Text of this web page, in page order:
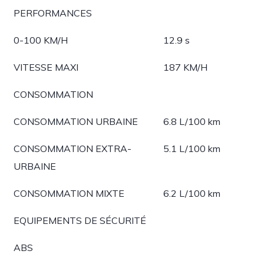
PERFORMANCES
0-100 KM/H 12.9 s
VITESSE MAXI 187 KM/H
CONSOMMATION
CONSOMMATION URBAINE 6.8 L/100 km
CONSOMMATION EXTRA-
URBAINE
5.1 L/100 km
CONSOMMATION MIXTE 6.2 L/100 km
EQUIPEMENTS DE SÉCURITÉ
ABS